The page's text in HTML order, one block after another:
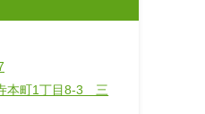
本町1丁目8-3 三